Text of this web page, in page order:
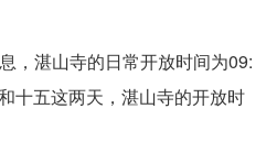
，湛山寺的日常开放时间为09:
十五这两天，湛山寺的开放时